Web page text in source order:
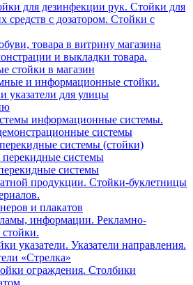
для дезинфекции рук. Стойки для
с дозатором. Стойки с
товара в витрину магазина
и выкладки товара.
стойки в магазин
и информационные стойки.
указатели для улицы
информационные системы.
системы
системы (стойки)
системы
системы
продукции. Стойки-буклетницы
и плакатов
информации. Рекламно-
указатели. Указатели направления.
«Стрелка»
ограждения. Столбики